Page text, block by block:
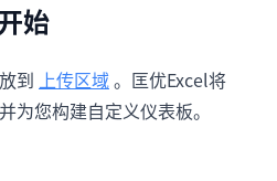
始
到 上传区域。匡优Excel将
为您构建自定义仪表板。